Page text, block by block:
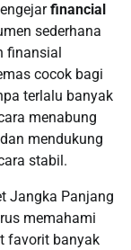
financial
sederhana
finansial
cocok bagi
terlalu banyak
menabung
mendukung
stabil.
Jangka Panjang
memahami
favorit banyak